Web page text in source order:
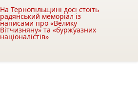
На Тернопільщині досі стоїть
радянський меморіал із
написами про «Велику
Вітчизняну» та «буржуазних
націоналістів»